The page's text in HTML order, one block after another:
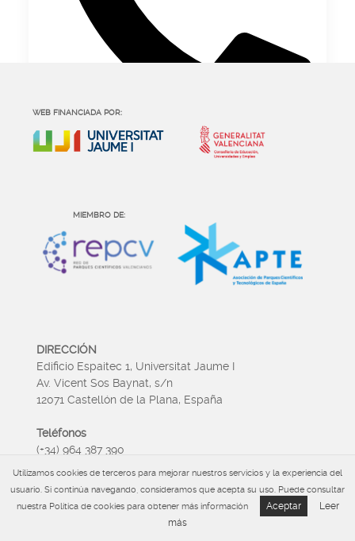
964 38 81 46
WEB FINANCIADA POR:
MIEMBRO DE:
DIRECCIÓN
Edificio Espaitec 1, Universitat Jaume I
Av. Vicent Sos Baynat, s/n
12071 Castellón de la Plana, España
Teléfonos
(+34) 964 387 390
Utilizamos cookies de terceros para mejorar nuestros servicios y la experiencia del
usuario. Si continúa navegando, consideramos que acepta su uso. Puede consultar
nuestra Política de cookies para obtener más información
Aceptar
Leer
más